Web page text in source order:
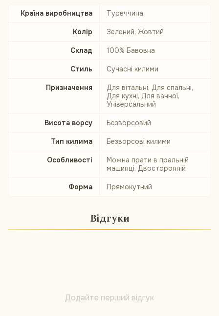
Країна виробництва Туреччина
Колір Зелений, Жовтий
Склад 100% Бавовна
Стиль Сучасні килими
Призначення
Для вітальні, Для спальні,
Для кухні, Для ванної,
Універсальний
Висота ворсу Безворсовий
Тип килима Безворсові килими
Особливості
Можна прати в пральній
машинці, Двосторонній
Форма Прямокутний
Відгуки
Додайте перший відгук